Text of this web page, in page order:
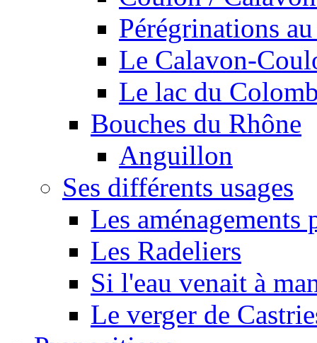
Pérégrinations
Le Calavon-
Le lac du
Bouches du Rhône
Anguillon
Ses différents usages
Les
Les Radeliers
Si l'eau venait à
Le verger de